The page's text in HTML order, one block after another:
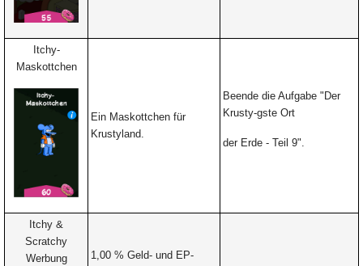
Itchy-
Maskottchen
Ein Maskottchen für
Krustyland.
Beende die Aufgabe "Der
Krusty-gste Ort
der Erde - Teil 9".
Itchy &
Scratchy
Werbung
1,00 % Geld- und EP-